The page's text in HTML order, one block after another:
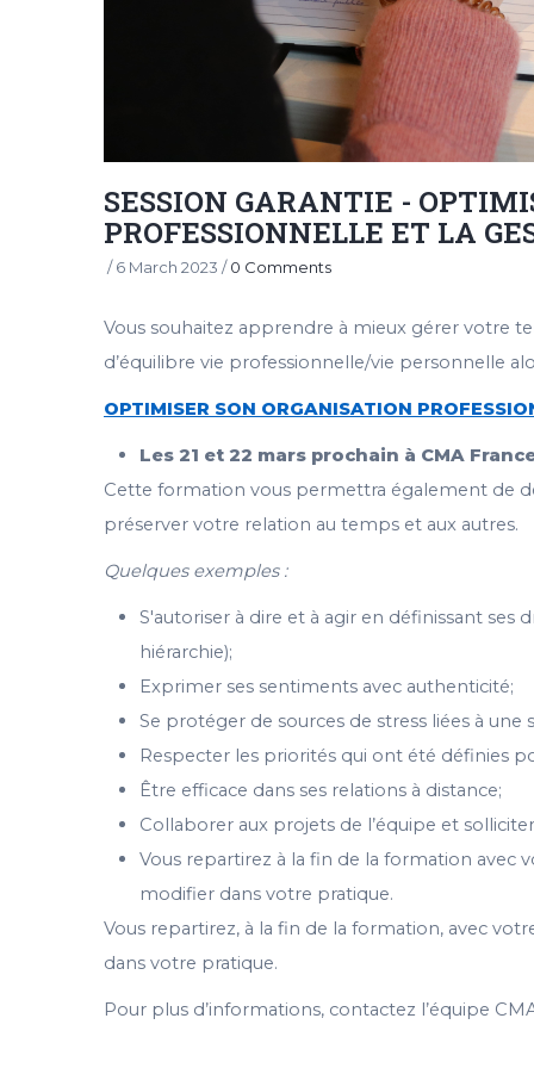
SESSION GARANTIE -
PROFESSIONNELLE ET LA
/6 March 2023 /0 Comments
Vous souhaitez apprendre à mieux gérer votre
d’équilibre vie professionnelle/vie personnelle
OPTIMISER SON ORGANISATION
Les 21 et 22 mars prochain à CMA
Cette formation vous permettra également de
préserver votre relation au temps et aux autres.
Quelques exemples :
S'autoriser à dire et à agir en définissant
hiérarchie);
Exprimer ses sentiments avec authenticité;
Se protéger de sources de stress liées à une
Respecter les priorités qui ont été définies
Être efficace dans ses relations à distance;
Collaborer aux projets de l’équipe et
Vous repartirez à la fin de la formation avec
modifier dans votre pratique.
Vous repartirez, à la fin de la formation, avec
dans votre pratique.
Pour plus d’informations, contactez l’équipe